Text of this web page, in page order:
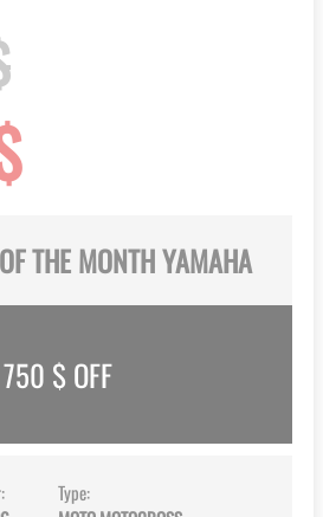
THE MONTH YAMAHA
750 $ OFF
Type: